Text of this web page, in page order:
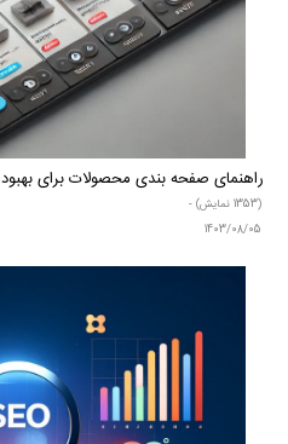
راهنمای صفحه بندی محصولات برای بهبود SEO در وب سایت
(1353 نمایش) -
1403/08/05